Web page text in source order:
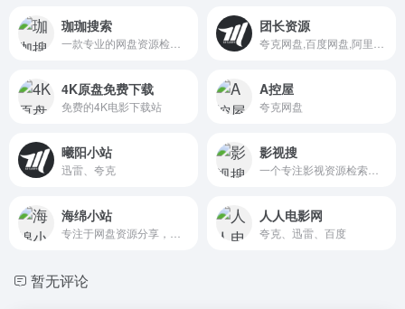
珈珈搜索 团长资源
4K原盘免费下载
免费的4K电影下载站
A控屋
夸克网盘
曦阳小站
迅雷、夸克
影视搜
海绵小站 人人电影网
夸克、迅雷、百度
暂无评论